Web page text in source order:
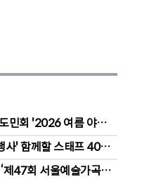
민회 '2026 여름 야유
사' 함께할 스태프 40명
47회 서울예술가곡제’